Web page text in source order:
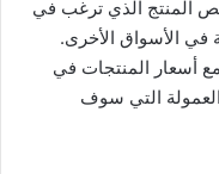
المنتج الذي ترغب في
في الأسواق الأخرى.
مع أسعار المنتجات في
العمولة التي سوف